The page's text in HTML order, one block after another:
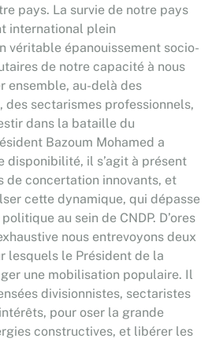
pays. La survie de notre pays
international plein
véritable épanouissement socio-
de notre capacité à nous
ensemble, au-delà des
sectarismes professionnels,
dans la bataille du
Bazoum Mohamed a
disponibilité, il s’agit à présent
de concertation innovants, et
cette dynamique, qui dépasse
au sein de CNDP. D’ores
nous entrevoyons deux
lesquels le Président de la
une mobilisation populaire. Il
divisionnistes, sectaristes
pour oser la grande
constructives, et libérer les